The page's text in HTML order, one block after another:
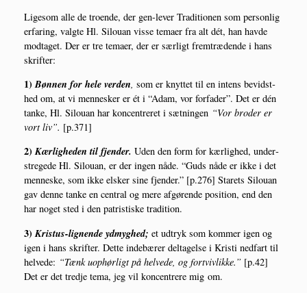
Lige­som alle de tro­en­de, der gen-lever Tra­di­tio­nen som per­son­lig
erfa­ring, valg­te Hl. Silou­an vis­se tema­er fra alt dét, han hav­de
mod­ta­get. Der er tre tema­er, der er sær­ligt frem­træ­den­de i hans
skrifter:
1)Bøn­nen for hele ver­den, som er knyt­tet til en intens bevidst­
hed om, at vi men­ne­sker er ét i “Adam, vor for­fa­der”. Det er dén
tan­ke, Hl. Silou­an har kon­cen­tre­ret i sæt­nin­gen “Vor bro­der er
vort liv”. [p.371]
2)Kær­lig­he­den til fjen­der. Uden den form for kær­lig­hed, under­
stre­ge­de Hl. Silou­an, er der ingen nåde. “Guds nåde er ikke i det
men­ne­ske, som ikke elsker sine fjen­der.” [p.276] Sta­rets Silou­an
gav den­ne tan­ke en cen­tral og mere afgø­ren­de posi­tion, end den
har noget sted i den patri­sti­ske tradition.
3)Kristus-lig­nen­de ydmyg­hed; et udtryk som kom­mer igen og
igen i hans skrif­ter. Det­te inde­bæ­rer del­ta­gel­se i Kri­sti ned­fart til
hel­ve­de: “Tænk uop­hør­ligt på hel­ve­de, og fortvivlikke.” [p.42]
Det er det tred­je tema, jeg vil kon­cen­tre­re mig om.